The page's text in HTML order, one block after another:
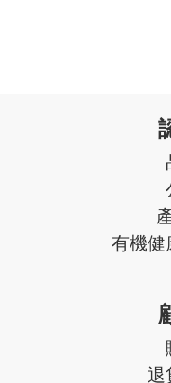
有機健
退